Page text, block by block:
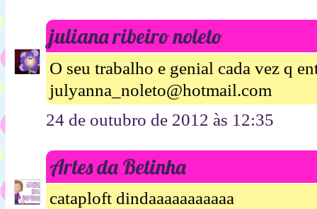
juliana ribeiro noleto
O seu trabalho e genial cada vez q
julyanna_noleto@hotmail.com
24 de outubro de 2012 às 12:35
Artes da Betinha
cataploft dindaaaaaaaaaaa